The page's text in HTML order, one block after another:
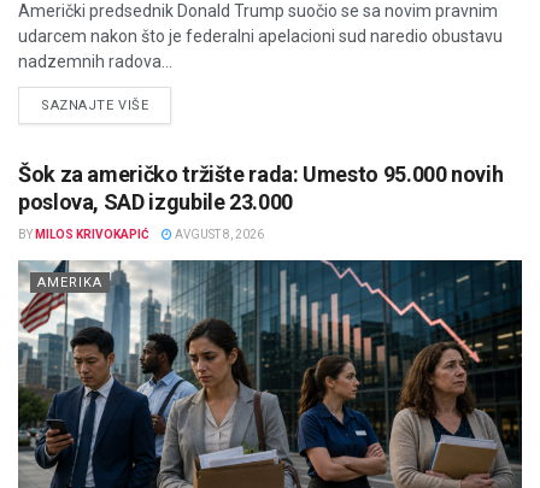
Američki predsednik Donald Trump suočio se sa novim pravnim
udarcem nakon što je federalni apelacioni sud naredio obustavu
nadzemnih radova...
SAZNAJTE VIŠEDETAILS
Šok za američko tržište rada: Umesto 95.000 novih
poslova, SAD izgubile 23.000
BY MILOS KRIVOKAPIĆ AVGUST 8, 2026
AMERIKA